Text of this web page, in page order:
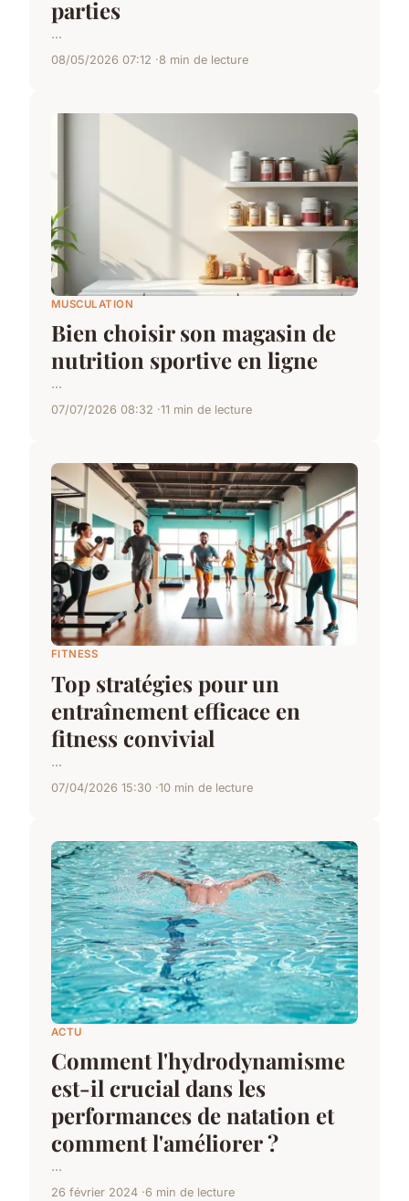
parties
...
08/05/2026 07:12 8 min de lecture
MUSCULATION
Bien choisir son magasin de
nutrition sportive en ligne
...
07/07/2026 08:32 11 min de lecture
FITNESS
Top stratégies pour un
entraînement efficace en
fitness convivial
...
07/04/2026 15:30 10 min de lecture
ACTU
Comment l'hydrodynamisme
est-il crucial dans les
performances de natation et
comment l'améliorer ?
...
26 février 2024 6 min de lecture